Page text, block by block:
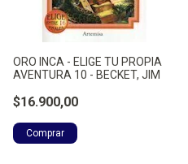
ORO INCA - ELIGE TU PROPIA
AVENTURA 10 - BECKET, JIM
$16.900,00